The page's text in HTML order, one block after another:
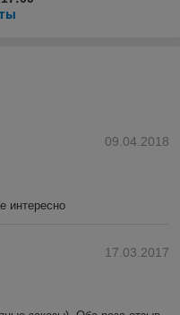
09.04.2018
интересно
17.03.2017